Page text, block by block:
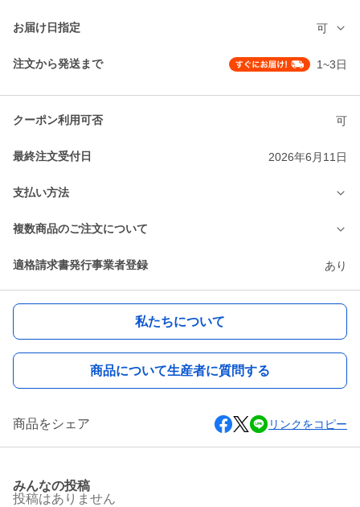
お届け日指定 可
注文から発送まで 1~3日
クーポン利用可否 可
最終注文受付日 2026年6月11日
支払い方法
複数商品のご注文について
適格請求書発行事業者登録 あり
私たちについて
商品について生産者に質問する
商品をシェア リンクをコピー
みんなの投稿
投稿はありません